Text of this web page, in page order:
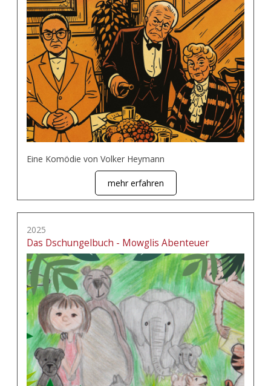
Eine Komödie von Volker Heymann
mehr erfahren
2025
Das Dschungelbuch - Mowglis Abenteuer